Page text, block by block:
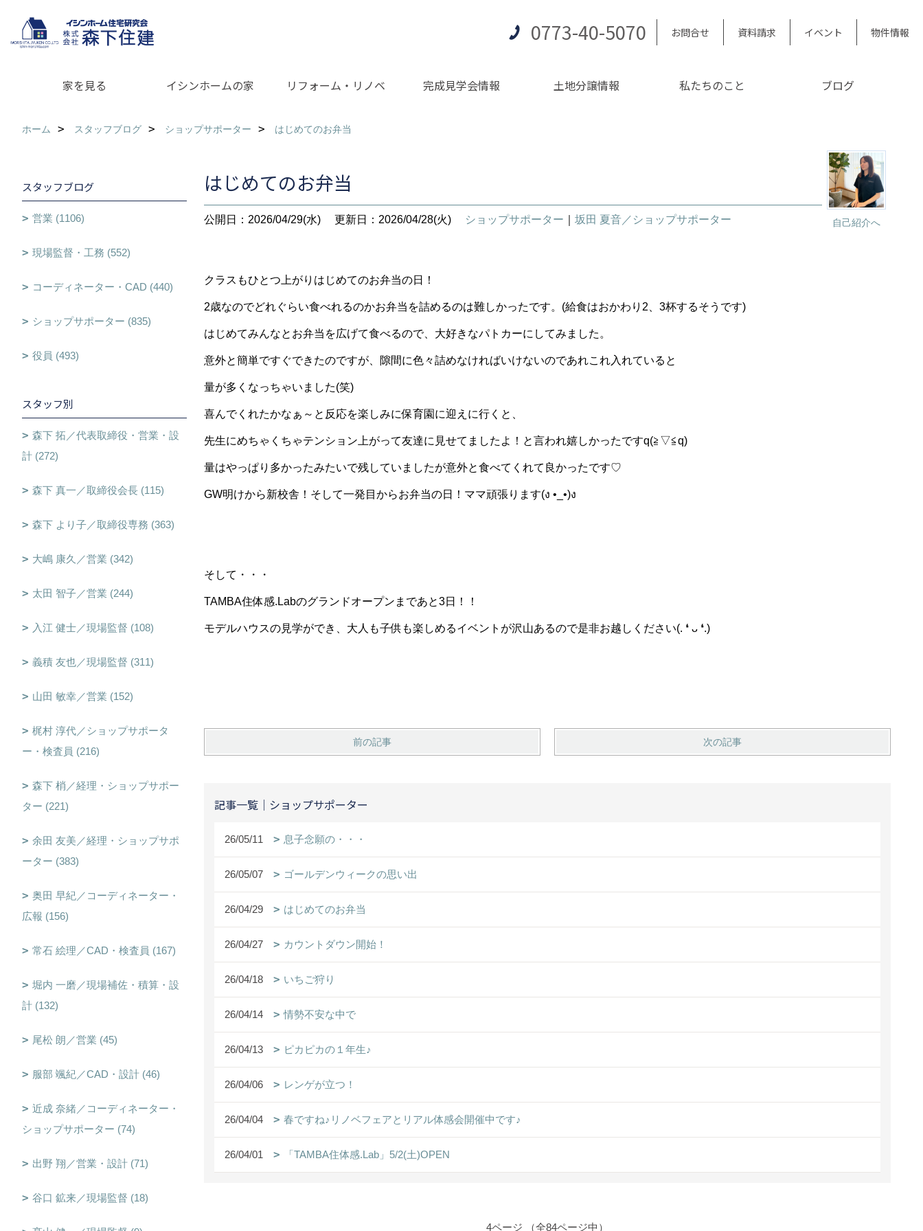
0773-40-5070 お問合せ 資料請求 イベント 物件情報
家を見る イシンホームの家 リフォーム・リノベ 完成見学会情報 土地分譲情報 私たちのこと ブログ
ホーム スタッフブログ ショップサポーター はじめてのお弁当
自己紹介へ
はじめてのお弁当
公開日：2026/04/29(水) 更新日：2026/04/28(火) ショップサポーター 坂田 夏音／ショップサポーター
クラスもひとつ上がりはじめてのお弁当の日！
2歳なのでどれぐらい食べれるのかお弁当を詰めるのは難しかったです。(給食はおかわり2、3杯するそうです)
はじめてみんなとお弁当を広げて食べるので、大好きなパトカーにしてみました。
意外と簡単ですぐできたのですが、隙間に色々詰めなければいけないのであれこれ入れていると
量が多くなっちゃいました(笑)
喜んでくれたかなぁ～と反応を楽しみに保育園に迎えに行くと、
先生にめちゃくちゃテンション上がって友達に見せてましたよ！と言われ嬉しかったですq(≧▽≦q)
量はやっぱり多かったみたいで残していましたが意外と食べてくれて良かったです♡
GW明けから新校舎！そして一発目からお弁当の日！ママ頑張ります(ง •_•)ง
そして・・・
TAMBA住体感.Labのグランドオープンまであと3日！！
モデルハウスの見学ができ、大人も子供も楽しめるイベントが沢山あるので是非お越しください(. ❛ ᴗ ❛.)
前の記事 次の記事
記事一覧｜ショップサポーター
26/05/11 息子念願の・・・
26/05/07 ゴールデンウィークの思い出
26/04/29 はじめてのお弁当
26/04/27 カウントダウン開始！
26/04/18 いちご狩り
26/04/14 情勢不安な中で
26/04/13 ピカピカの１年生♪
26/04/06 レンゲが立つ！
26/04/04 春ですね♪リノベフェアとリアル体感会開催中です♪
26/04/01 「TAMBA住体感.Lab」5/2(土)OPEN
4ページ （全84ページ中）
スタッフブログ
営業 (1106)
現場監督・工務 (552)
コーディネーター・CAD (440)
ショップサポーター (835)
役員 (493)
スタッフ別
森下 拓／代表取締役・営業・設
計 (272)
森下 真一／取締役会長 (115)
森下 より子／取締役専務 (363)
大嶋 康久／営業 (342)
太田 智子／営業 (244)
入江 健士／現場監督 (108)
義積 友也／現場監督 (311)
山田 敏幸／営業 (152)
梶村 淳代／ショップサポータ
ー・検査員 (216)
森下 梢／経理・ショップサポー
ター (221)
余田 友美／経理・ショップサポ
ーター (383)
奥田 早紀／コーディネーター・
広報 (156)
常石 絵理／CAD・検査員 (167)
堀内 一磨／現場補佐・積算・設
計 (132)
尾松 朗／営業 (45)
服部 颯紀／CAD・設計 (46)
近成 奈緒／コーディネーター・
ショップサポーター (74)
出野 翔／営業・設計 (71)
谷口 鉱来／現場監督 (18)